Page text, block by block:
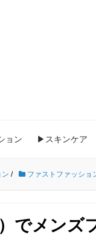
ョン ▶スキンケア
ン / ファストファッショ
でメンズ